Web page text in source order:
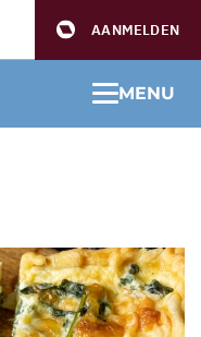
AANMELDEN
MENU